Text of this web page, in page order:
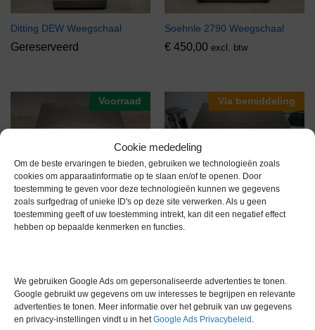
Cookie mededeling
Om de beste ervaringen te bieden, gebruiken we technologieën zoals
cookies om apparaatinformatie op te slaan en/of te openen. Door
toestemming te geven voor deze technologieën kunnen we gegevens
zoals surfgedrag of unieke ID's op deze site verwerken. Als u geen
toestemming geeft of uw toestemming intrekt, kan dit een negatief effect
hebben op bepaalde kenmerken en functies.
We gebruiken Google Ads om gepersonaliseerde advertenties te tonen.
Google gebruikt uw gegevens om uw interesses te begrijpen en relevante
advertenties te tonen. Meer informatie over het gebruik van uw gegevens
en privacy-instellingen vindt u in hetGoogle Ads Privacybeleid .
Ditting DEW Weegschaal
Gereserveerd
Soehnle 2790 Weegschaal
€ 450,00 excl. btw
Voorraad
Sartorius Combics 1 CAW1P1-
60ED-I Weegschaal
€1.250,00 excl. btw
Via bemiddeling
Sartorius IC34000P
Weegschaal
Gereserveerd Voorraad